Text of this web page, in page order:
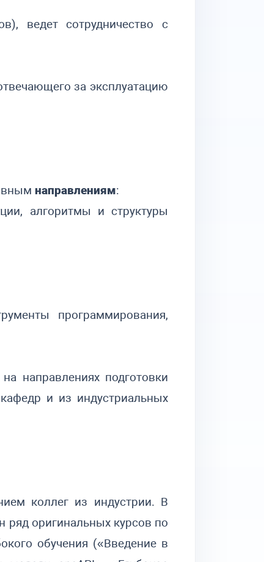
ведет сотрудничество с
за эксплуатацию
направлениям:
алгоритмы и структуры
программирования,
направлениях подготовки
и из индустриальных
коллег из индустрии. В
ряд оригинальных курсов по
обучения («Введение в